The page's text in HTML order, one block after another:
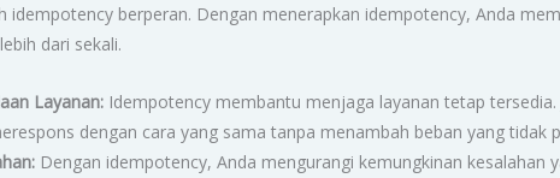
idempotency berperan. Dengan menerapkan idempotency, Anda
dari sekali.
Layanan: Idempotency membantu menjaga layanan tetap
dengan cara yang sama tanpa menambah beban yang tidak
Dengan idempotency, Anda mengurangi kemungkinan